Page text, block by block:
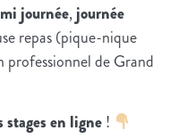
journée,journée
repas (pique-nique
professionnel de Grand
stages en ligne!